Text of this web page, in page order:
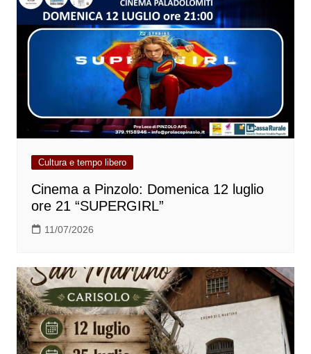
Cultura e tempo libero
Cinema a Pinzolo: Domenica 12 luglio
ore 21 “SUPERGIRL”
11/07/2026